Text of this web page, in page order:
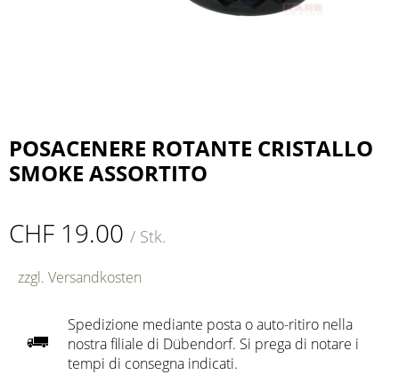
POSACENERE ROTANTE CRISTALLO
SMOKE ASSORTITO
CHF 19.00 / Stk.
zzgl. Versandkosten
Spedizione mediante posta o auto-ritiro nella
nostra filiale di Dübendorf. Si prega di notare i
tempi di consegna indicati.